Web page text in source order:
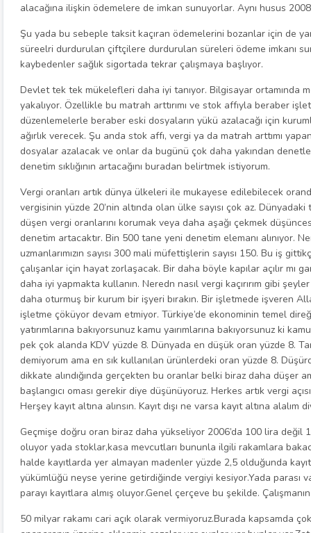
alacağına ilişkin ödemelere de imkan sunuyorlar. Aynı husus
Şu yada bu sebeple taksit kaçıran ödemelerini bozanlar için de
süreelri durdurulan çiftçilere durdurulan süreleri ödeme imkanı
kaybedenler sağlık sigortada tekrar çalışmaya başlıyor.
Devlet tek tek mükelefleri daha iyi tanıyor. Bilgisayar ortamında
yakalıyor. Özellikle bu matrah arttırımı ve stok affıyla beraber
düzenlemelerle beraber eski dosyaların yükü azalacağı için
ağırlık verecek. Şu anda stok affı, vergi ya da matrah arttımı
dosyalar azalacak ve onlar da bugünü çok daha yakından
denetim sıklığının artacağını buradan belirtmek istiyorum.
Vergi oranları artık dünya ülkeleri ile mukayese edilebilecek
vergisinin yüzde 20’nin altında olan ülke sayısı çok az.
düşen vergi oranlarını korumak veya daha aşağı çekmek
denetim artacaktır. Bin 500 tane yeni denetim elemanı alınıyor.
uzmanlarımızın sayısı 300 mali müfettişlerin sayısı 150. Bu iş
çalışanlar için hayat zorlaşacak. Bir daha böyle kapılar açılır mı
daha iyi yapmakta kullanın. Neredn nasıl vergi kaçırırım gibi
daha oturmuş bir kurum bir işyeri bırakın. Bir işletmede işveren
işletme çöküyor devam etmiyor. Türkiye’de ekonominin temel
yatırımlarına bakıyorsunuz kamu yaırımlarına bakıyorsunuz ki
pek çok alanda KDV yüzde 8. Dünyada en düşük oran yüzde 8.
demiyorum ama en sık kullanılan ürünlerdeki oran yüzde 8.
dikkate alındığında gerçekten bu oranlar belki biraz daha düşer
başlangıcı oması gerekir diye düşünüyoruz. Herkes artık vergi
Herşey kayıt altına alınsın. Kayıt dışı ne varsa kayıt altına alalım
Geçmişe doğru oran biraz daha yükseliyor 2006’da 100 lira değil
oluyor yada stoklar,kasa mevcutları bununla ilgili rakamlara
halde kayıtlarda yer almayan madenler yüzde 2,5 olduğunda
yükümlüğü neyse yerine getirdiğinde vergiyi kesiyor.Yada parası
parayı kayıtlara almış oluyor.Genel çerçeve bu şekilde.
50 milyar rakamı cari açık olarak vermiyoruz.Burada kapsamda